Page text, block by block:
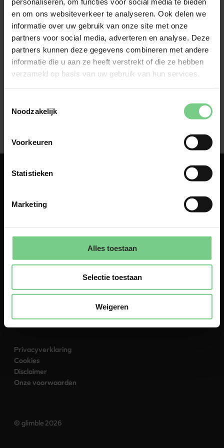
en om ons websiteverkeer te analyseren. Ook delen we
informatie over uw gebruik van onze site met onze
partners voor social media, adverteren en analyse. Deze
partners kunnen deze gegevens combineren met andere
informatie die u aan ze heeft verstrekt of die ze hebben
verzameld op basis van uw gebruik van hun services.
Noodzakelijk
Voorkeuren
Statistieken
Marketing
Alles toestaan
Selectie toestaan
Weigeren
Je vindt je kaartje op het tabblad 'Swipen' in de
glimble app. Klik op 'Bekijk mijn ticket' om de QR-
code te bekijken.
Privacyverklaring
Cookies
Disclaimer
Onze voorwaarden
© glimble 2026